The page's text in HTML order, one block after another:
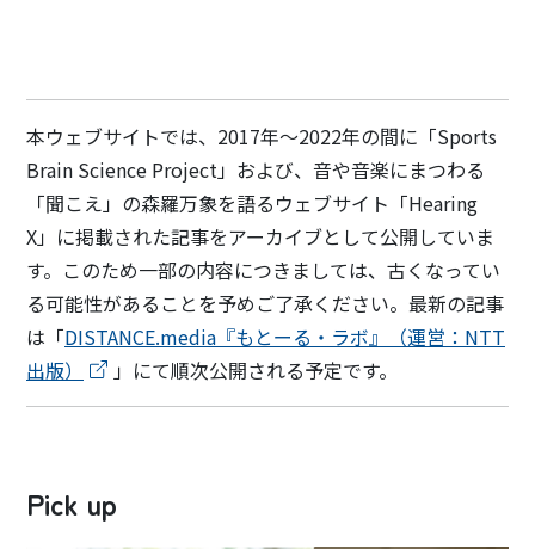
本ウェブサイトでは、2017年～2022年の間に「Sports
Brain Science Project」および、音や音楽にまつわる
「聞こえ」の森羅万象を語るウェブサイト「Hearing
X」に掲載された記事をアーカイブとして公開していま
す。このため一部の内容につきましては、古くなってい
る可能性があることを予めご了承ください。最新の記事
は「DISTANCE.media『もとーる・ラボ』（運営：NTT
出版）
」にて順次公開される予定です。
Pick up